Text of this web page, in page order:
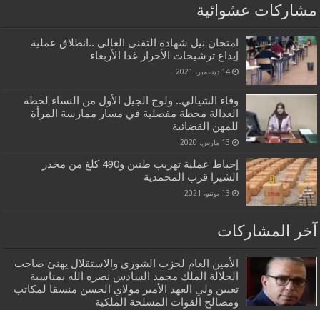
مشاركات عشوائية
امتحان نيل شهادة التقني العالي ..انطلاق عملية
إيداع ترشيحات الأحرار غدا الأربعاء
14 ديسمبر، 2021
وفاء الشيالي.. ولوج الجيل الأول من النساء لخطة
العدالة محطة مفصلية في مسار ممارسة المرأة
للمهن القضائية
13 مارس، 2020
إحباط عملية تهريب طنين و490 كلغ من مخدر
الشيرا قرب المحمدية
13 يونيو، 2021
آخر المشاركات
الأمين العام لحزب الشورى والاستقلال يهنئ صاحب
الجلالة الملك محمد السادس نصره الله بمناسبة
تعيين ولي العهد الأمير مولاي الحسن منسقا لمكاتب
ومصالح القوات المسلحة الملكية